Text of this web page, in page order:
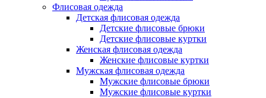
Флисовая одежда
Детская флисовая одежда
Детские флисовые брюки
Детские флисовые куртки
Женская флисовая одежда
Женские флисовые куртки
Мужская флисовая одежда
Мужские флисовые брюки
Мужские флисовые куртки